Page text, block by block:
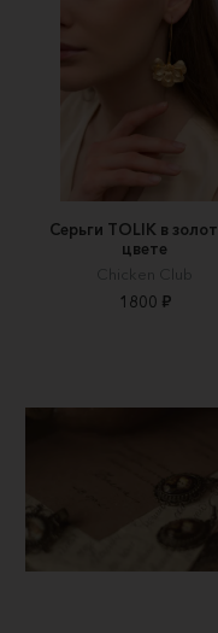
Серьги TOLIK в
цвете
Chicken Club
1800 ₽